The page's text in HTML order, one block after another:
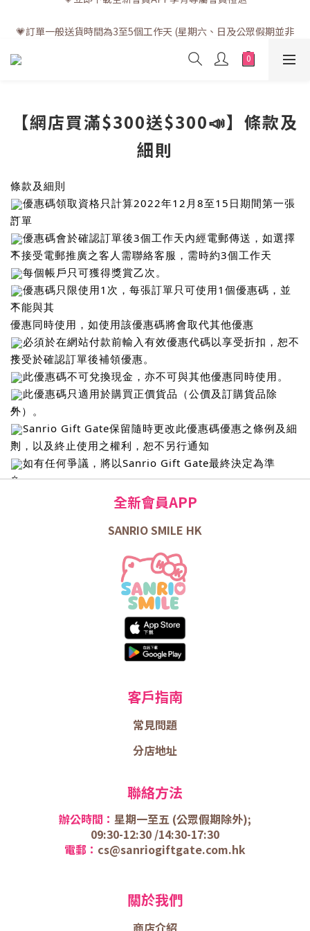
工作天)
💗訂單一般送貨時間為3至5個工作天 (星期六、日及公眾假期並非
工作天)
【網店買滿$300送$300📣】條款及
細則
條款及細則
優惠碼領取資格只計算2022年12月8至15日期間第一張
訂單
優惠碼會於確認訂單後3個工作天內經電郵傳送，如選擇
不接受電郵推廣之客人需聯絡客服，需時約3個工作天
每個帳戶只可獲得獎賞乙次。
優惠碼只限使用1次，每張訂單只可使用1個優惠碼，並
不能與其
優惠同時使用，如使用該優惠碼將會取代其他優惠
必須於在網站付款前輸入有效優惠代碼以享受折扣，恕不
接受於確認訂單後補領優惠。
此優惠碼不可兌換現金，亦不可與其他優惠同時使用。
此優惠碼只適用於購買正價貨品（公價及訂購貨品除
外）。
Sanrio Gift Gate保留隨時更改此優惠碼優惠之條例及細
則，以及終止使用之權利，恕不另行通知
如有任何爭議，將以Sanrio Gift Gate最終決定為準
全新會員APP
SANRIO SMILE HK
客戶指南
常見問題
分店地址
聯絡方法
辦公時間： 星期一至五 (公眾假期除外);
09:30-12:30 /14:30-17:30
電郵： cs@sanriogiftgate.com.hk
關於我們
商店介紹